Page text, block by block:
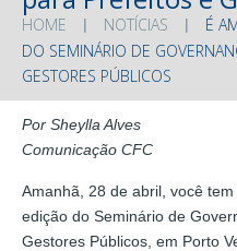
HOME NOTÍCIAS
É
DO SEMINÁRIO DE
GESTORES PÚBLICOS
Por Sheylla Alves
Comunicação CFC
Amanhã, 28 de abril, você
edição do Seminário de
Gestores Públicos, em Porto